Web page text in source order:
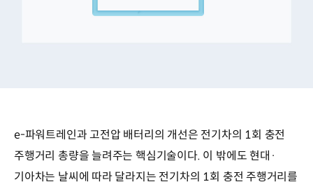
e-파워트레인과 고전압 배터리의 개선은 전기차의 1회 충전
주행거리 총량을 늘려주는 핵심기술이다. 이 밖에도 현대·
기아차는 날씨에 따라 달라지는 전기차의 1회 충전 주행거리를